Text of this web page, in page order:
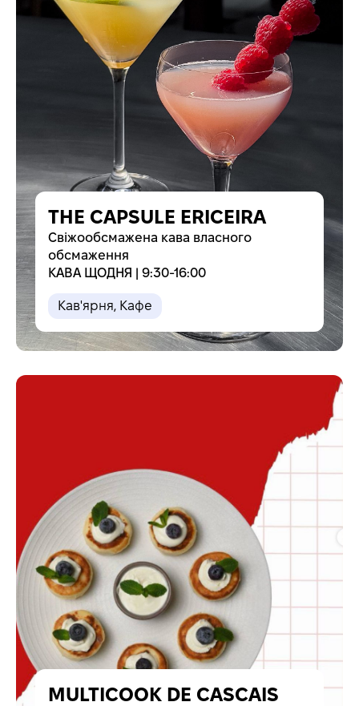
THE CAPSULE ERICEIRA
Свіжообсмажена кава власного
обсмаження
КАВА ЩОДНЯ | 9:30-16:00
Кав'ярня, Кафе
MULTICOOK DE CASCAIS